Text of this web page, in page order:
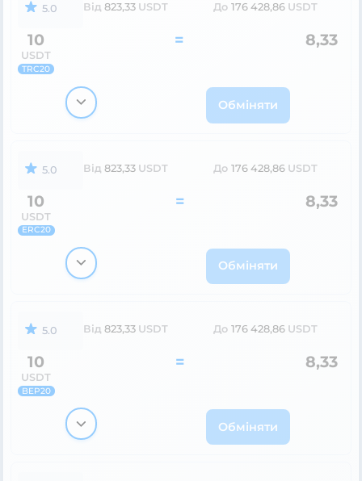
5.0 Від 823,33 USDT До 176 428,86 USDT
10
USDT
TRC20
= 8,33
Обміняти
5.0 Від 823,33 USDT До 176 428,86 USDT
10
USDT
ERC20
= 8,33
Обміняти
5.0 Від 823,33 USDT До 176 428,86 USDT
10
USDT
BEP20
= 8,33
Обміняти